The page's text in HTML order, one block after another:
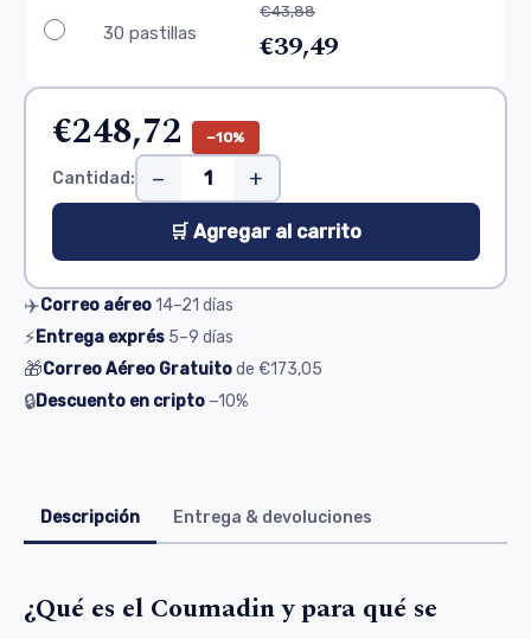
30 pastillas
€43,88
€39,49
€248,72 −10%
Cantidad: − +
🛒 Agregar al carrito
✈️Correo aéreo14–21 días
⚡Entrega exprés 5–9 días
🎁Correo Aéreo Gratuitode €173,05
🔒Descuento en cripto −10%
Descripción Entrega & devoluciones
¿Qué es el Coumadin y para qué se